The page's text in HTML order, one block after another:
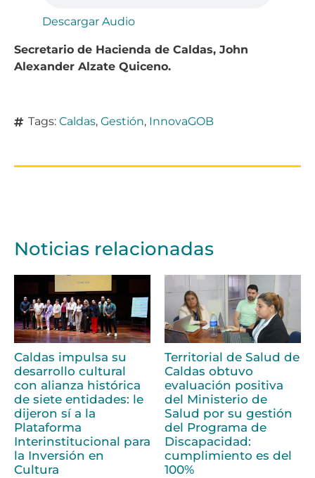
Descargar Audio
Secretario de Hacienda de Caldas, John
Alexander Alzate Quiceno.
Tags: Caldas, Gestión, InnovaGOB
Noticias relacionadas
Caldas impulsa su
desarrollo cultural
con alianza histórica
de siete entidades: le
dijeron sí a la
Plataforma
Interinstitucional para
la Inversión en
Cultura
Territorial de Salud de
Caldas obtuvo
evaluación positiva
del Ministerio de
Salud por su gestión
del Programa de
Discapacidad:
cumplimiento es del
100%